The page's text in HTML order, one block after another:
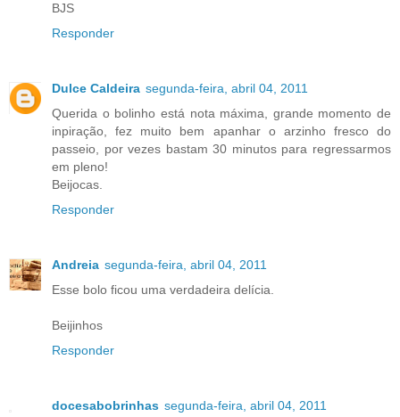
BJS
Responder
Dulce Caldeira segunda-feira, abril 04, 2011
Querida o bolinho está nota máxima, grande momento de
inpiração, fez muito bem apanhar o arzinho fresco do
passeio, por vezes bastam 30 minutos para regressarmos
em pleno!
Beijocas.
Responder
Andreia segunda-feira, abril 04, 2011
Esse bolo ficou uma verdadeira delícia.
Beijinhos
Responder
docesabobrinhas segunda-feira, abril 04, 2011